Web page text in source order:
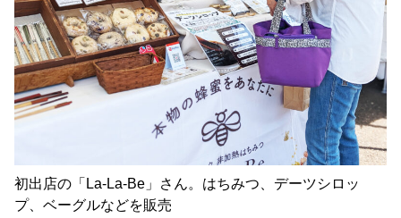
初出店の「La-La-Be」さん。はちみつ、デーツシロッ
プ、ベーグルなどを販売